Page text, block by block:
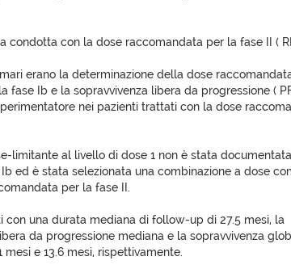
condotta con la dose raccomandata per la fase II (
erano la determinazione della dose
fase Ib e la sopravvivenza libera da progressione (
nei pazienti trattati con la dose
limitante al livello di dose 1 non è stata documentata
ed è stata selezionata una combinazione a dose
per la fase II.
con una durata mediana di follow-up di 27.5 mesi, la
da progressione mediana e la sopravvivenza
mesi e 13.6 mesi, rispettivamente.